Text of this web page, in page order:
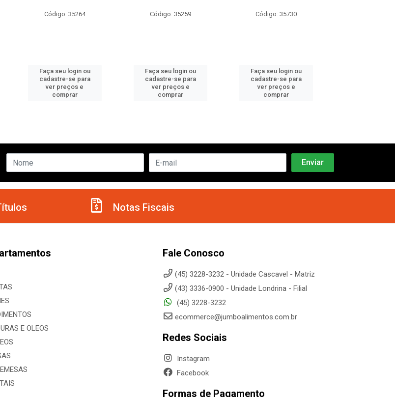
Código: 35264
Faça seu login ou
cadastre-se para
ver preços e
comprar
Código: 35259
Faça seu login ou
cadastre-se para
ver preços e
comprar
Código: 35730
Faça seu login ou
cadastre-se para
ver preços e
comprar
Notas Fiscais
E OLEOS
Fale Conosco
(45) 3228-3232 - Unidade Cascavel - Matriz
(43) 3336-0900 - Unidade Londrina - Filial
(45) 3228-3232
ecommerce@jumboalimentos.com.br
Redes Sociais
Instagram
Facebook
Formas de Pagamento